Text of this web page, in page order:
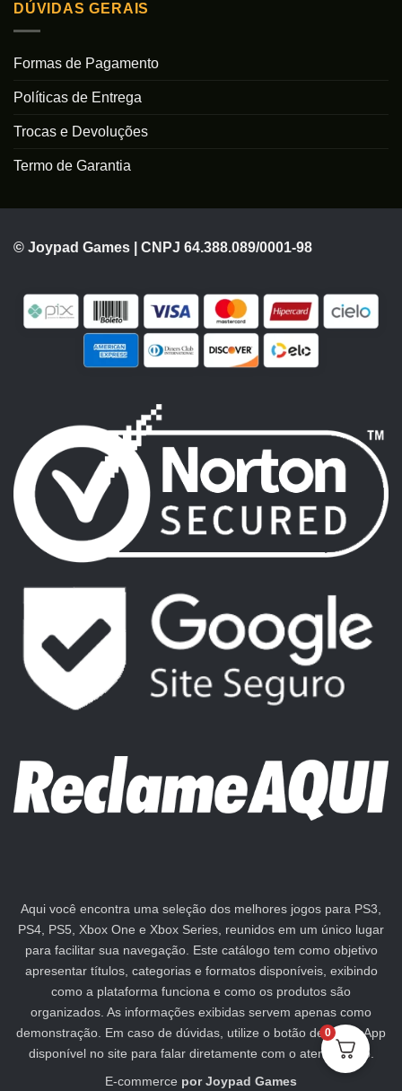
DÚVIDAS GERAIS
Formas de Pagamento
Políticas de Entrega
Trocas e Devoluções
Termo de Garantia
© Joypad Games | CNPJ 64.388.089/0001-98
Aqui você encontra uma seleção dos melhores jogos para PS3,
PS4, PS5, Xbox One e Xbox Series, reunidos em um único lugar
para facilitar sua navegação. Este catálogo tem como objetivo
apresentar títulos, categorias e formatos disponíveis, exibindo
como a plataforma funciona e como os produtos são
organizados. As informações exibidas servem apenas como
demonstração. Em caso de dúvidas, utilize o botão de WhatsApp
disponível no site para falar diretamente com o atendimento.
E-commerce porJoypad Games
0